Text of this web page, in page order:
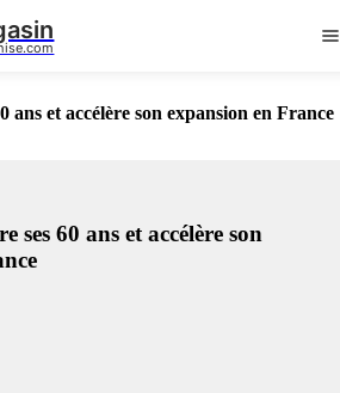
ans et accélère son expansion en France
ses 60 ans et accélère son